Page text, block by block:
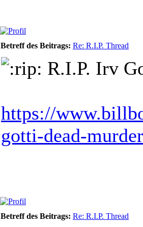
Betreff des Beitrags: Re: R.I.P. Thread
R.I.P. Irv
https://
gotti-dead-
Betreff des Beitrags: Re: R.I.P. Thread